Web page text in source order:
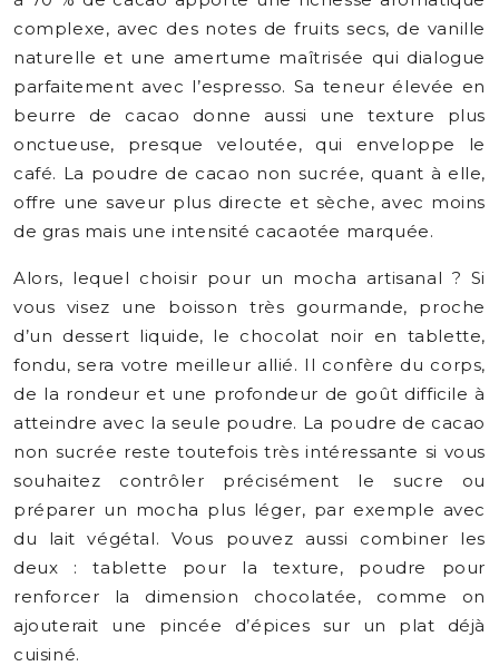
complexe, avec des notes de fruits secs, de vanille
naturelle et une amertume maîtrisée qui dialogue
parfaitement avec l’espresso. Sa teneur élevée en
beurre de cacao donne aussi une texture plus
onctueuse, presque veloutée, qui enveloppe le
café. La poudre de cacao non sucrée, quant à elle,
offre une saveur plus directe et sèche, avec moins
de gras mais une intensité cacaotée marquée.
Alors, lequel choisir pour un mocha artisanal ? Si
vous visez une boisson très gourmande, proche
d’un dessert liquide, le chocolat noir en tablette,
fondu, sera votre meilleur allié. Il confère du corps,
de la rondeur et une profondeur de goût difficile à
atteindre avec la seule poudre. La poudre de cacao
non sucrée reste toutefois très intéressante si vous
souhaitez contrôler précisément le sucre ou
préparer un mocha plus léger, par exemple avec
du lait végétal. Vous pouvez aussi combiner les
deux : tablette pour la texture, poudre pour
renforcer la dimension chocolatée, comme on
ajouterait une pincée d’épices sur un plat déjà
cuisiné.